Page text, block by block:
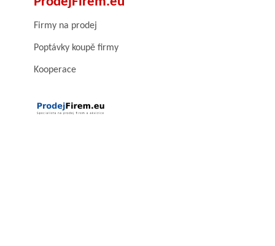
Firmy na prodej
Poptávky koupě firmy
Kooperace